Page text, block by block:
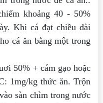
khoảng 40 - 50%
Khi cá đạt chiều dài
cá ăn bằng một trong
50% + cám gạo hoặc
1mg/kg thức ăn. Trộn
sàn chìm trong nước